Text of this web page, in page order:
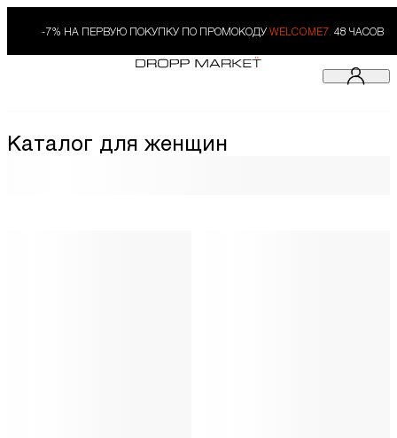
-7% НА ПЕРВУЮ ПОКУПКУ ПО ПРОМОКОДУ WELCOME7. 48 ЧАСОВ
Каталог для женщин